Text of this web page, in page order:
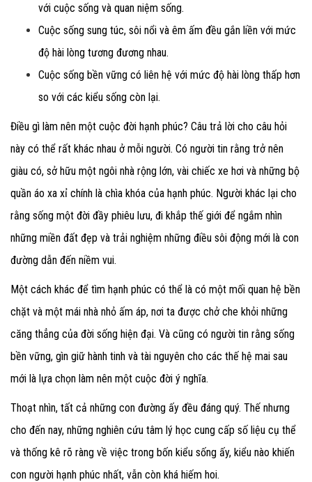
với cuộc sống và quan niệm sống.
Cuộc sống sung túc, sôi nổi và êm ấm đều gắn liền với mức
độ hài lòng tương đương nhau.
Cuộc sống bền vững có liên hệ với mức độ hài lòng thấp hơn
so với các kiểu sống còn lại.
Điều gì làm nên một cuộc đời hạnh phúc? Câu trả lời cho câu hỏi
này có thể rất khác nhau ở mỗi người. Có người tin rằng trở nên
giàu có, sở hữu một ngôi nhà rộng lớn, vài chiếc xe hơi và những bộ
quần áo xa xỉ chính là chìa khóa của hạnh phúc. Người khác lại cho
rằng sống một đời đầy phiêu lưu, đi khắp thế giới để ngắm nhìn
những miền đất đẹp và trải nghiệm những điều sôi động mới là con
đường dẫn đến niềm vui.
Một cách khác để tìm hạnh phúc có thể là có một mối quan hệ bền
chặt và một mái nhà nhỏ ấm áp, nơi ta được chở che khỏi những
căng thẳng của đời sống hiện đại. Và cũng có người tin rằng sống
bền vững, gìn giữ hành tinh và tài nguyên cho các thế hệ mai sau
mới là lựa chọn làm nên một cuộc đời ý nghĩa.
Thoạt nhìn, tất cả những con đường ấy đều đáng quý. Thế nhưng
cho đến nay, những nghiên cứu tâm lý học cung cấp số liệu cụ thể
và thống kê rõ ràng về việc trong bốn kiểu sống ấy, kiểu nào khiến
con người hạnh phúc nhất, vẫn còn khá hiếm hoi.